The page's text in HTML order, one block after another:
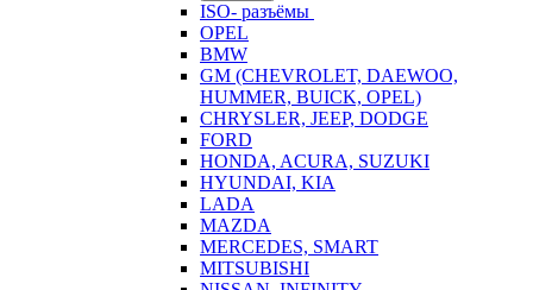
ISO- разъёмы
OPEL
BMW
GM (CHEVROLET, DAEWOO,
HUMMER, BUICK, OPEL)
CHRYSLER, JEEP, DODGE
FORD
HONDA, ACURA, SUZUKI
HYUNDAI, KIA
LADA
MAZDA
MERCEDES, SMART
MITSUBISHI